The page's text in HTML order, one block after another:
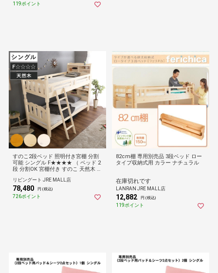
119ポイント
すのこ2段ベッド 照明付き宮棚 分割
可能 シングル F★★★★ （ ベッド 2
段 分割OK 宮棚付き すのこ 天然木 木
ト付き ライトブラウン ナチュラル
ホワイトウォッシュ ） 【ライトブラ
ウン】
リビングート JRE MALL店
78,480 円 (税込)
726ポイント
82cm棚 専用別売品 3段ベッド ロー
タイプ収納式用 カラー ナチュラル
在庫切れです
LANRAN JRE MALL店
12,882 円 (税込)
119ポイント